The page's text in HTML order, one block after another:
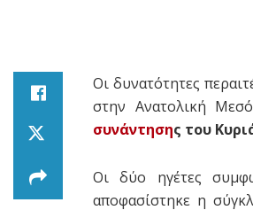
Οι δυνατότητες
στην Ανατολική
συνάντησης του
Οι δύο ηγέτες
αποφασίστηκε η